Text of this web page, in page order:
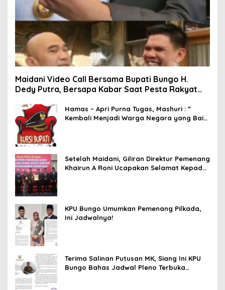
Maidani Video Call Bersama Bupati Bungo H.
Dedy Putra, Bersapa Kabar Saat Pesta Rakyat
Hamas – Apri Purna Tugas, Mashuri : ”
Kembali Menjadi Warga Negara yang Baik,
Setelah Maidani, Giliran Direktur Pemenang
Khairun A Roni Ucapakan Selamat Kepada
KPU Bungo Umumkan Pemenang Pilkada,
Ini Jadwalnya!
Terima Salinan Putusan MK, Siang Ini KPU
Bungo Bahas Jadwal Pleno Terbuka